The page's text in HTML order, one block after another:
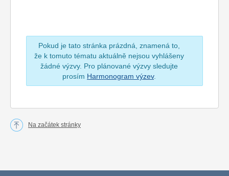
Pokud je tato stránka prázdná, znamená to,
že k tomuto tématu aktuálně nejsou vyhlášeny
žádné výzvy. Pro plánované výzvy sledujte
prosím Harmonogram výzev.
Na začátek stránky